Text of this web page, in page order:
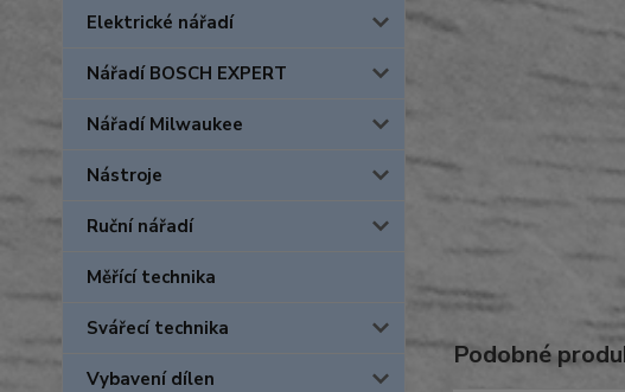
Elektrické nářadí
Nářadí BOSCH EXPERT
Nářadí Milwaukee
Nástroje
Ruční nářadí
Měřící technika
Svářecí technika
Vybavení dílen
Podobné